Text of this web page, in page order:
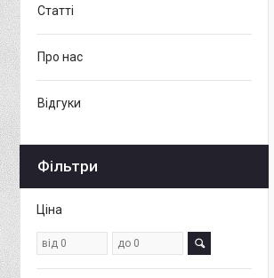
Статті
Про нас
Відгуки
Фільтри
Ціна